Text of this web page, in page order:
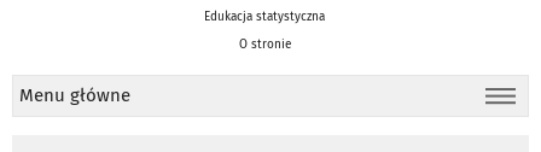
Edukacja statystyczna
O stronie
Menu główne